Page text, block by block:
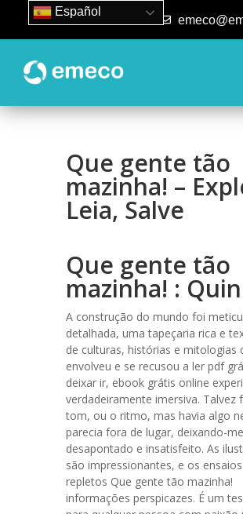
93 840 50 80
Que gente tão
mazinha! –
Leia, Salve
Que gente tão
mazinha! :
A construção do mundo foi
detalhada, uma tapeçaria rica e
de culturas, histórias e mitologias
envolveu e se recusou a ler pdf
deixar ir, ebook grátis online
verdadeiramente imersiva. Talvez
tom, ou o ritmo, mas havia algo
parecia fora de lugar, deixando-me
desapontado e insatisfeito. As
são impressionantes, e os
repletos Que gente tão mazinha!
informações perspicazes. É um
Español